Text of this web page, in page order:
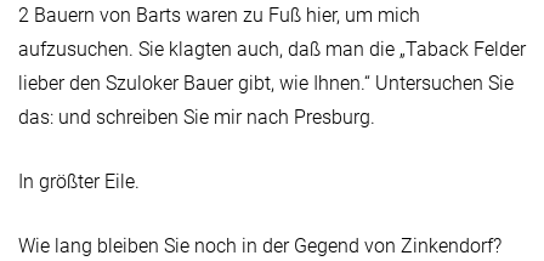
2 Bauern von Barts waren zu Fuß hier, um mich
aufzusuchen. Sie klagten auch, daß man die „Taback Felder
lieber den Szuloker Bauer gibt, wie Ihnen.“ Untersuchen Sie
das: und schreiben Sie mir nach Presburg.
In größter Eile.
Wie lang bleiben Sie noch in der Gegend von Zinkendorf?